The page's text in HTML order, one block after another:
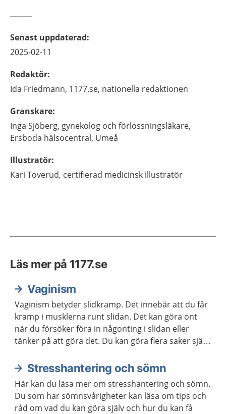
Senast uppdaterad:
2025-02-11
Redaktör:
Ida Friedmann, 1177.se, nationella redaktionen
Granskare:
Inga Sjöberg, gynekolog och förlossningsläkare,
Ersboda hälsocentral, Umeå
Illustratör:
Kari Toverud, certifierad medicinsk illustratör
Läs mer på 1177.se
Vaginism
Vaginism betyder slidkramp. Det innebär att du får
kramp i musklerna runt slidan. Det kan göra ont
när du försöker föra in någonting i slidan eller
tänker på att göra det. Du kan göra flera saker själv
genom vården. De allra flesta blir bra efter ett tag.
Stresshantering och sömn
Här kan du läsa mer om stresshantering och sömn.
Du som har sömnsvårigheter kan läsa om tips och
råd om vad du kan göra själv och hur du kan få